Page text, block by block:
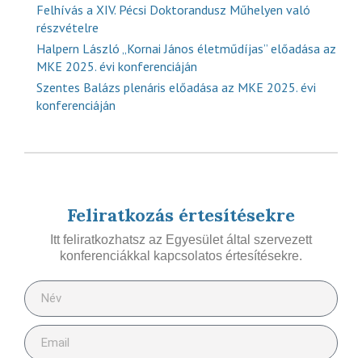
Felhívás a XIV. Pécsi Doktorandusz Műhelyen való
részvételre
Halpern László „Kornai János életműdíjas” előadása az
MKE 2025. évi konferenciáján
Szentes Balázs plenáris előadása az MKE 2025. évi
konferenciáján
Feliratkozás értesítésekre
Itt feliratkozhatsz az Egyesület által szervezett
konferenciákkal kapcsolatos értesítésekre.